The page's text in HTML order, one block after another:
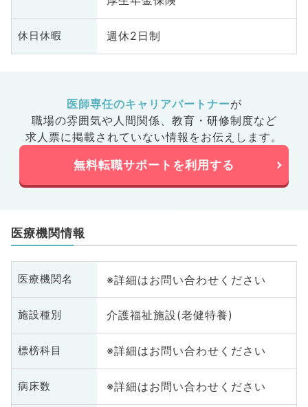
休日休暇 週休2日制
医師専任のキャリアパートナーが
職場の雰囲気や人間関係、 教育・研修制度など
求人票に掲載されていない情報をお伝えします。
無料転職サポートを利用する
医療機関情報
医療機関名 ※詳細はお問い合わせください
施設種別 介護福祉施設(老健特養)
標榜科目 ※詳細はお問い合わせください
病床数 ※詳細はお問い合わせください